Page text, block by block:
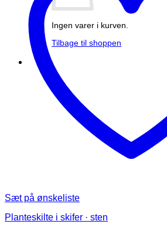
Ingen varer i kurven.
Tilbage til shoppen
Sæt på ønskeliste
Planteskilte i skifer · sten